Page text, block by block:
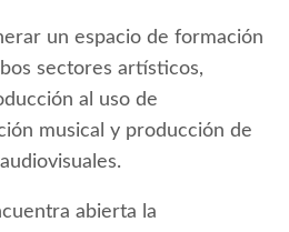
un espacio de formación
sectores artísticos,
al uso de
musical y producción de
abierta la